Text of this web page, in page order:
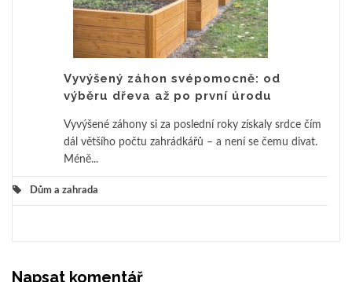
Vyvýšený záhon svépomocně: od
výběru dřeva až po první úrodu
Vyvýšené záhony si za poslední roky získaly srdce čím
dál většího počtu zahrádkářů – a není se čemu divat.
Méně...
Dům a zahrada
Napsat komentář